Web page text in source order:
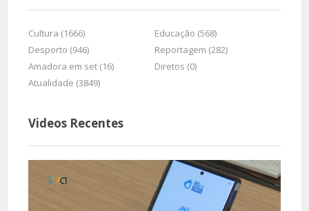
Cultura (1666)
Educação (568)
Desporto (946)
Reportagem (282)
Amadora em set (16)
Diretos (0)
Atualidade (3849)
Videos Recentes